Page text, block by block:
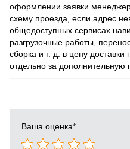
оформлении заявки
схему проезда, если адрес
общедоступных сервисах
разгрузочные работы,
сборка и т. д. в цену
отдельно за дополнительную
Ваша оценка*